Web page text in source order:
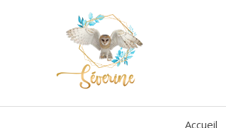
Accueil